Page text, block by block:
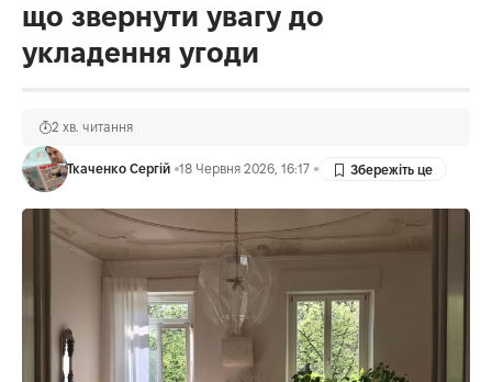
що звернути увагу до
укладення угоди
Ткаченко Сергій 18 Червня 2026, 16:17
2 хв. читання